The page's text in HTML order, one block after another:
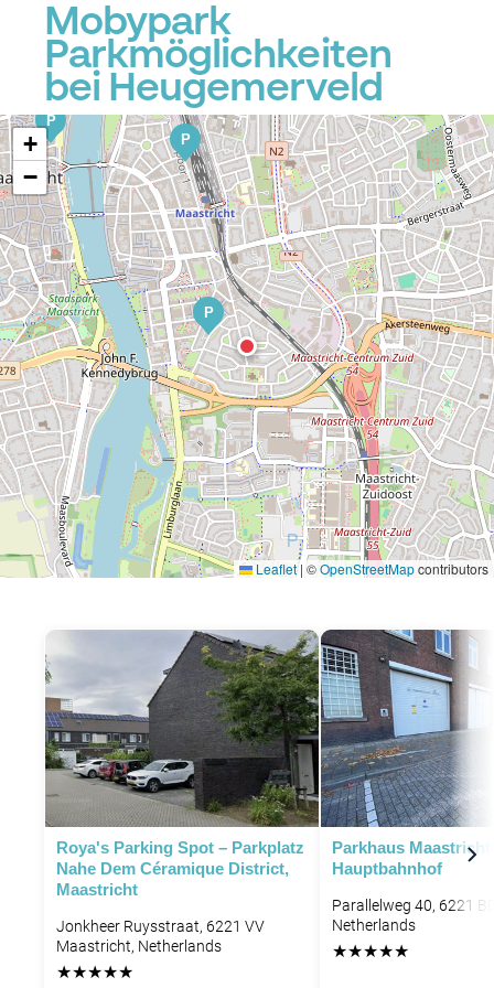
Mobypark
Parkmöglichkeiten
bei Heugemerveld
P
P
P
P
+
−
Leaflet | ©OpenStreetMapcontributors
Roya's Parking Spot – Parkplatz
Nahe Dem Céramique District,
Maastricht
Jonkheer Ruysstraat, 6221 VV
Maastricht, Netherlands
★★★★★
Parkhaus Maastricht
Hauptbahnhof
Parallelweg 40, 6221
Netherlands
★★★★★